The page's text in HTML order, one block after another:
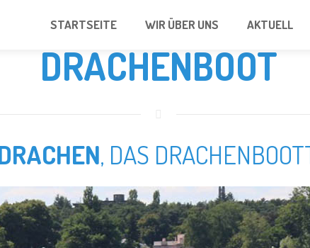
STARTSEITE WIR ÜBER UNS AKTUELL
DRACHENBOOT
, DAS